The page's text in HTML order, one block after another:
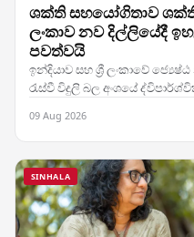
ශක්ති සහයෝගිතාව
ලංකාව නව දිල්ලියේදී
පවත්වයි
ඉන්දියාව සහ ශ්‍රී ලංකාවේ
රැස්වී විදුලි බල අංශයේ
09 Aug 2026
SINHALA